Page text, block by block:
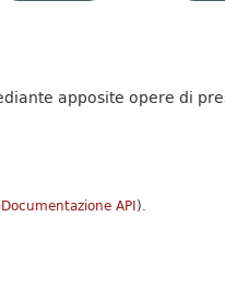
apposite opere di
Documentazione API).